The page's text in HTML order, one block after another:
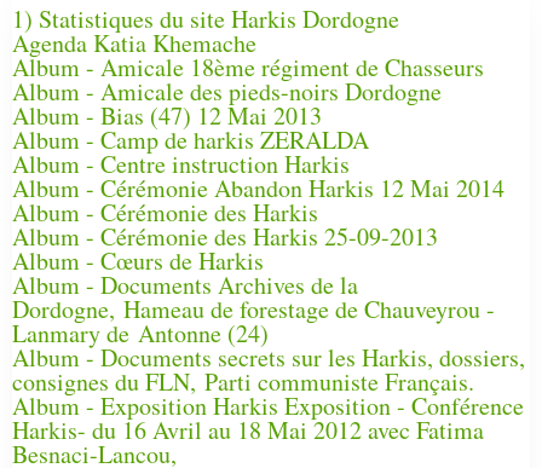
1) Statistiques du site Harkis Dordogne
Agenda Katia Khemache
Album - Amicale 18ème régiment de Chasseurs
Album - Amicale des pieds-noirs Dordogne
Album - Bias (47) 12 Mai 2013
Album - Camp de harkis ZERALDA
Album - Centre instruction Harkis
Album - Cérémonie Abandon Harkis 12 Mai 2014
Album - Cérémonie des Harkis
Album - Cérémonie des Harkis 25-09-2013
Album - Cœurs de Harkis
Album - Documents Archives de la
Dordogne, Hameau de forestage de Chauveyrou -
Lanmary de Antonne (24)
Album - Documents secrets sur les Harkis, dossiers,
consignes du FLN, Parti communiste Français.
Album - Exposition Harkis Exposition - Conférence
Harkis- du 16 Avril au 18 Mai 2012 avec Fatima
Besnaci-Lancou,